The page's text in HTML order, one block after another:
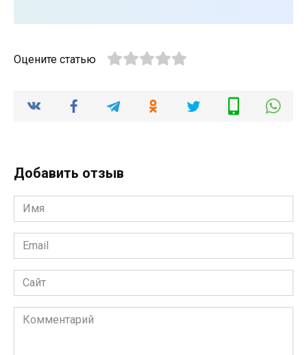
Оцените статью
Добавить отзыв
Имя
*
Email
*
Сайт
Комментарий